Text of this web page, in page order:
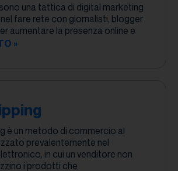
una tattica di digital marketing
fare rete con giornalisti, blogger
aumentare la presenza online e
»
è un metodo di commercio al
prevalentemente nel
in cui un venditore non
i prodotti che